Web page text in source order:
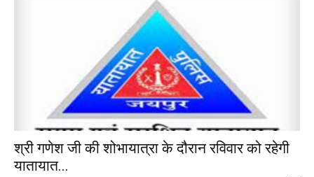
श्री गणेश जी की शोभायात्रा के दौरान रविवार को रहेगी
यातायात...